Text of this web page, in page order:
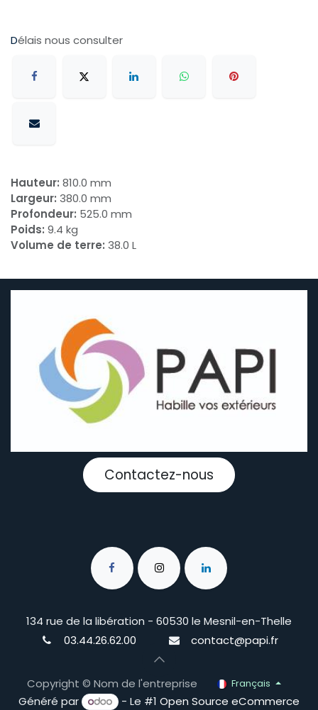
Délais nous consulter
Hauteur: 810.0 mm
Largeur: 380.0 mm
Profondeur: 525.0 mm
Poids: 9.4 kg
Volume de terre: 38.0 L
Contactez-nous
134 rue de la libération - 60530 le Mesnil-en-Thelle
03.44.26.62.00
contact@papi.fr
Copyright © Nom de l'entreprise Français
Généré par - Le #1 Open Source eCommerce